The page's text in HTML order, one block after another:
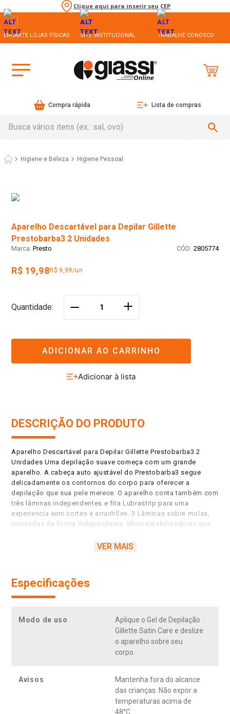
Clique aqui para inserir seu CEP
ENCARTE LOJAS FÍSICAS SITE INSTITUCIONAL TRABALHE CONOSCO
Compra rápida Lista de compras
Higiene e Beleza Higiene Pessoal
Aparelho Descartável para Depilar Gillette
Prestobarba3 2 Unidades
Presto : 2805774
R$ 19,98R$ 9,99/un
Quantidade ＋
ADICIONAR AO CARRINHO
DESCRIÇÃO DO PRODUTO
Aparelho Descartável para Depilar Gillette Prestobarba3 2
Unidades Uma depilação suave começa com um grande
aparelho. A cabeça auto ajustável do Prestobarba3 segue
delicadamente os contornos do corpo para oferecer a
depilação que sua pele merece. O aparelho conta também com
três lâminas independentes e fita Lubrastrip para uma
experiencia sem cortes e arranhões. 3 Lâminas sobre molas,
montadas de forma independente. Microestabilizadores que
Lubrastrip - ajuda as lâminas deslizarem suavemente pelo
VER MAIS
Especificações
Modo de uso
Aplique o Gel de Depilação
Gillette Satin Care e deslize
o aparelho sobre seu
corpo.
Avisos
Mantenha fora do alcance
das crianças. Não expor a
temperaturas acima de
48°C.